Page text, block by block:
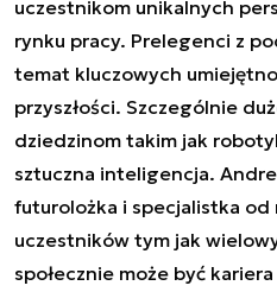
uczestnikom unikalnych
rynku pracy. Prelegenci z
temat kluczowych
przyszłości. Szczególnie
dziedzinom takim jak
sztuczna inteligencja.
futurolożka i specjalistka od
uczestników tym jak
społecznie może być